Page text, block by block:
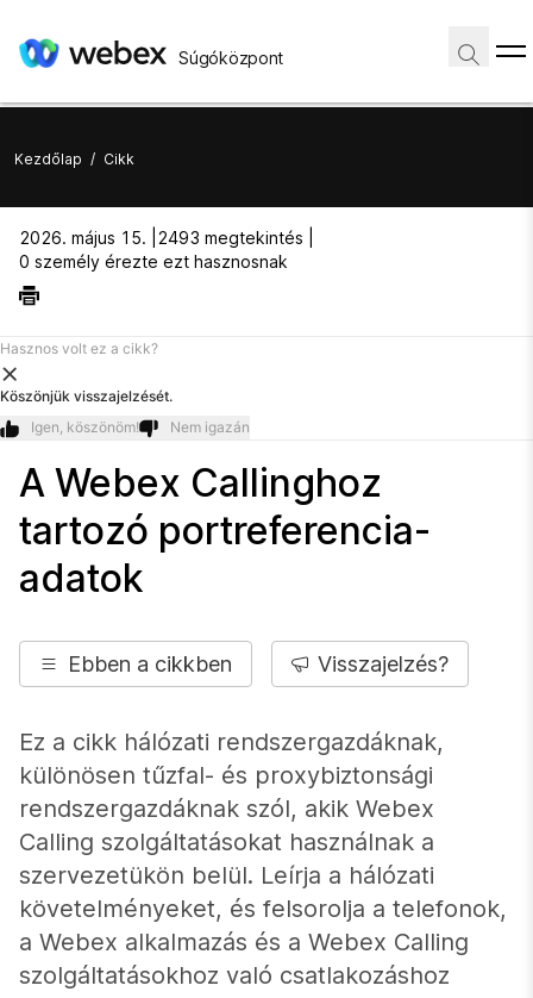
Súgóközpont
Kezdőlap / Cikk
2026. május 15. |
2493 megtekintés |
0 személy érezte ezt hasznosnak
Hasznos volt ez a cikk?
Köszönjük visszajelzését.
Igen, köszönöm!
Nem igazán
A Webex Callinghoz
tartozó portreferencia-
adatok
Ebben a cikkben Visszajelzés?
Ez a cikk hálózati rendszergazdáknak,
különösen tűzfal- és proxybiztonsági
rendszergazdáknak szól, akik Webex
Calling szolgáltatásokat használnak a
szervezetükön belül. Leírja a hálózati
követelményeket, és felsorolja a telefonok,
a Webex alkalmazás és a Webex Calling
szolgáltatásokhoz való csatlakozáshoz